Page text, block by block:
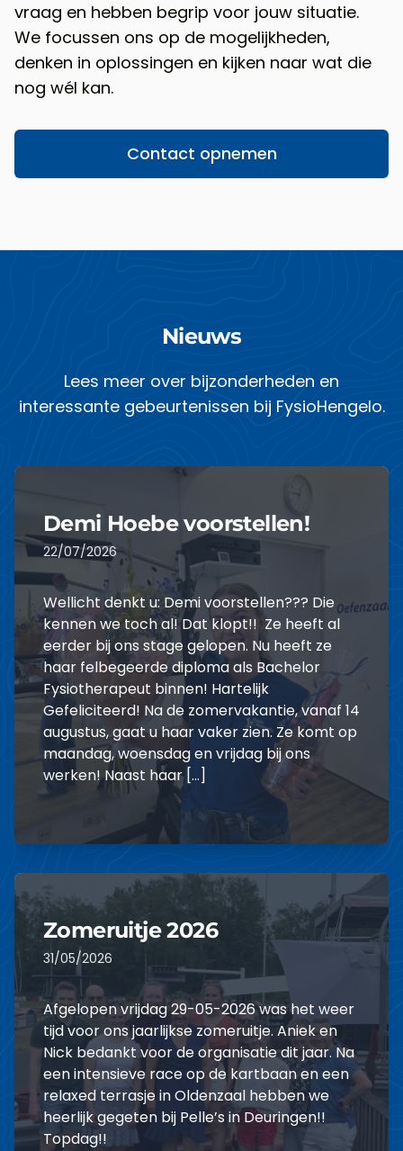
vraag en hebben begrip voor jouw situatie.
We focussen ons op de mogelijkheden,
denken in oplossingen en kijken naar wat die
nog wél kan.
Contact opnemen
Nieuws
Lees meer over bijzonderheden en
interessante gebeurtenissen bij FysioHengelo.
Demi Hoebe voorstellen!
22/07/2026
Wellicht denkt u: Demi voorstellen??? Die
kennen we toch al! Dat klopt!! Ze heeft al
eerder bij ons stage gelopen. Nu heeft ze
haar felbegeerde diploma als Bachelor
Fysiotherapeut binnen! Hartelijk
Gefeliciteerd! Na de zomervakantie, vanaf 14
augustus, gaat u haar vaker zien. Ze komt op
maandag, woensdag en vrijdag bij ons
werken! Naast haar […]
Zomeruitje 2026
31/05/2026
Afgelopen vrijdag 29-05-2026 was het weer
tijd voor ons jaarlijkse zomeruitje. Aniek en
Nick bedankt voor de organisatie dit jaar. Na
een intensieve race op de kartbaan en een
relaxed terrasje in Oldenzaal hebben we
heerlijk gegeten bij Pelle’s in Deuringen!!
Topdag!!